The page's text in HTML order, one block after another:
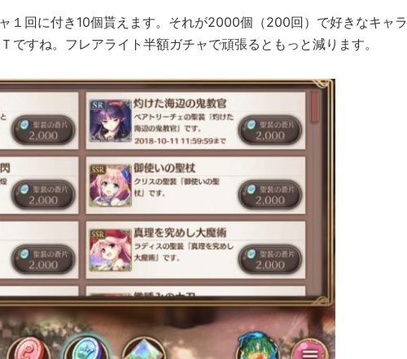
１回に付き10個貰えます。それが2000個（200回）で好きなキャラ
すね。フレアライト半額ガチャで頑張るともっと減ります。